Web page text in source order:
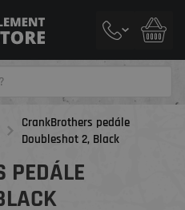
CrankBrothers pedále
Doubleshot 2, Black
PEDÁLE